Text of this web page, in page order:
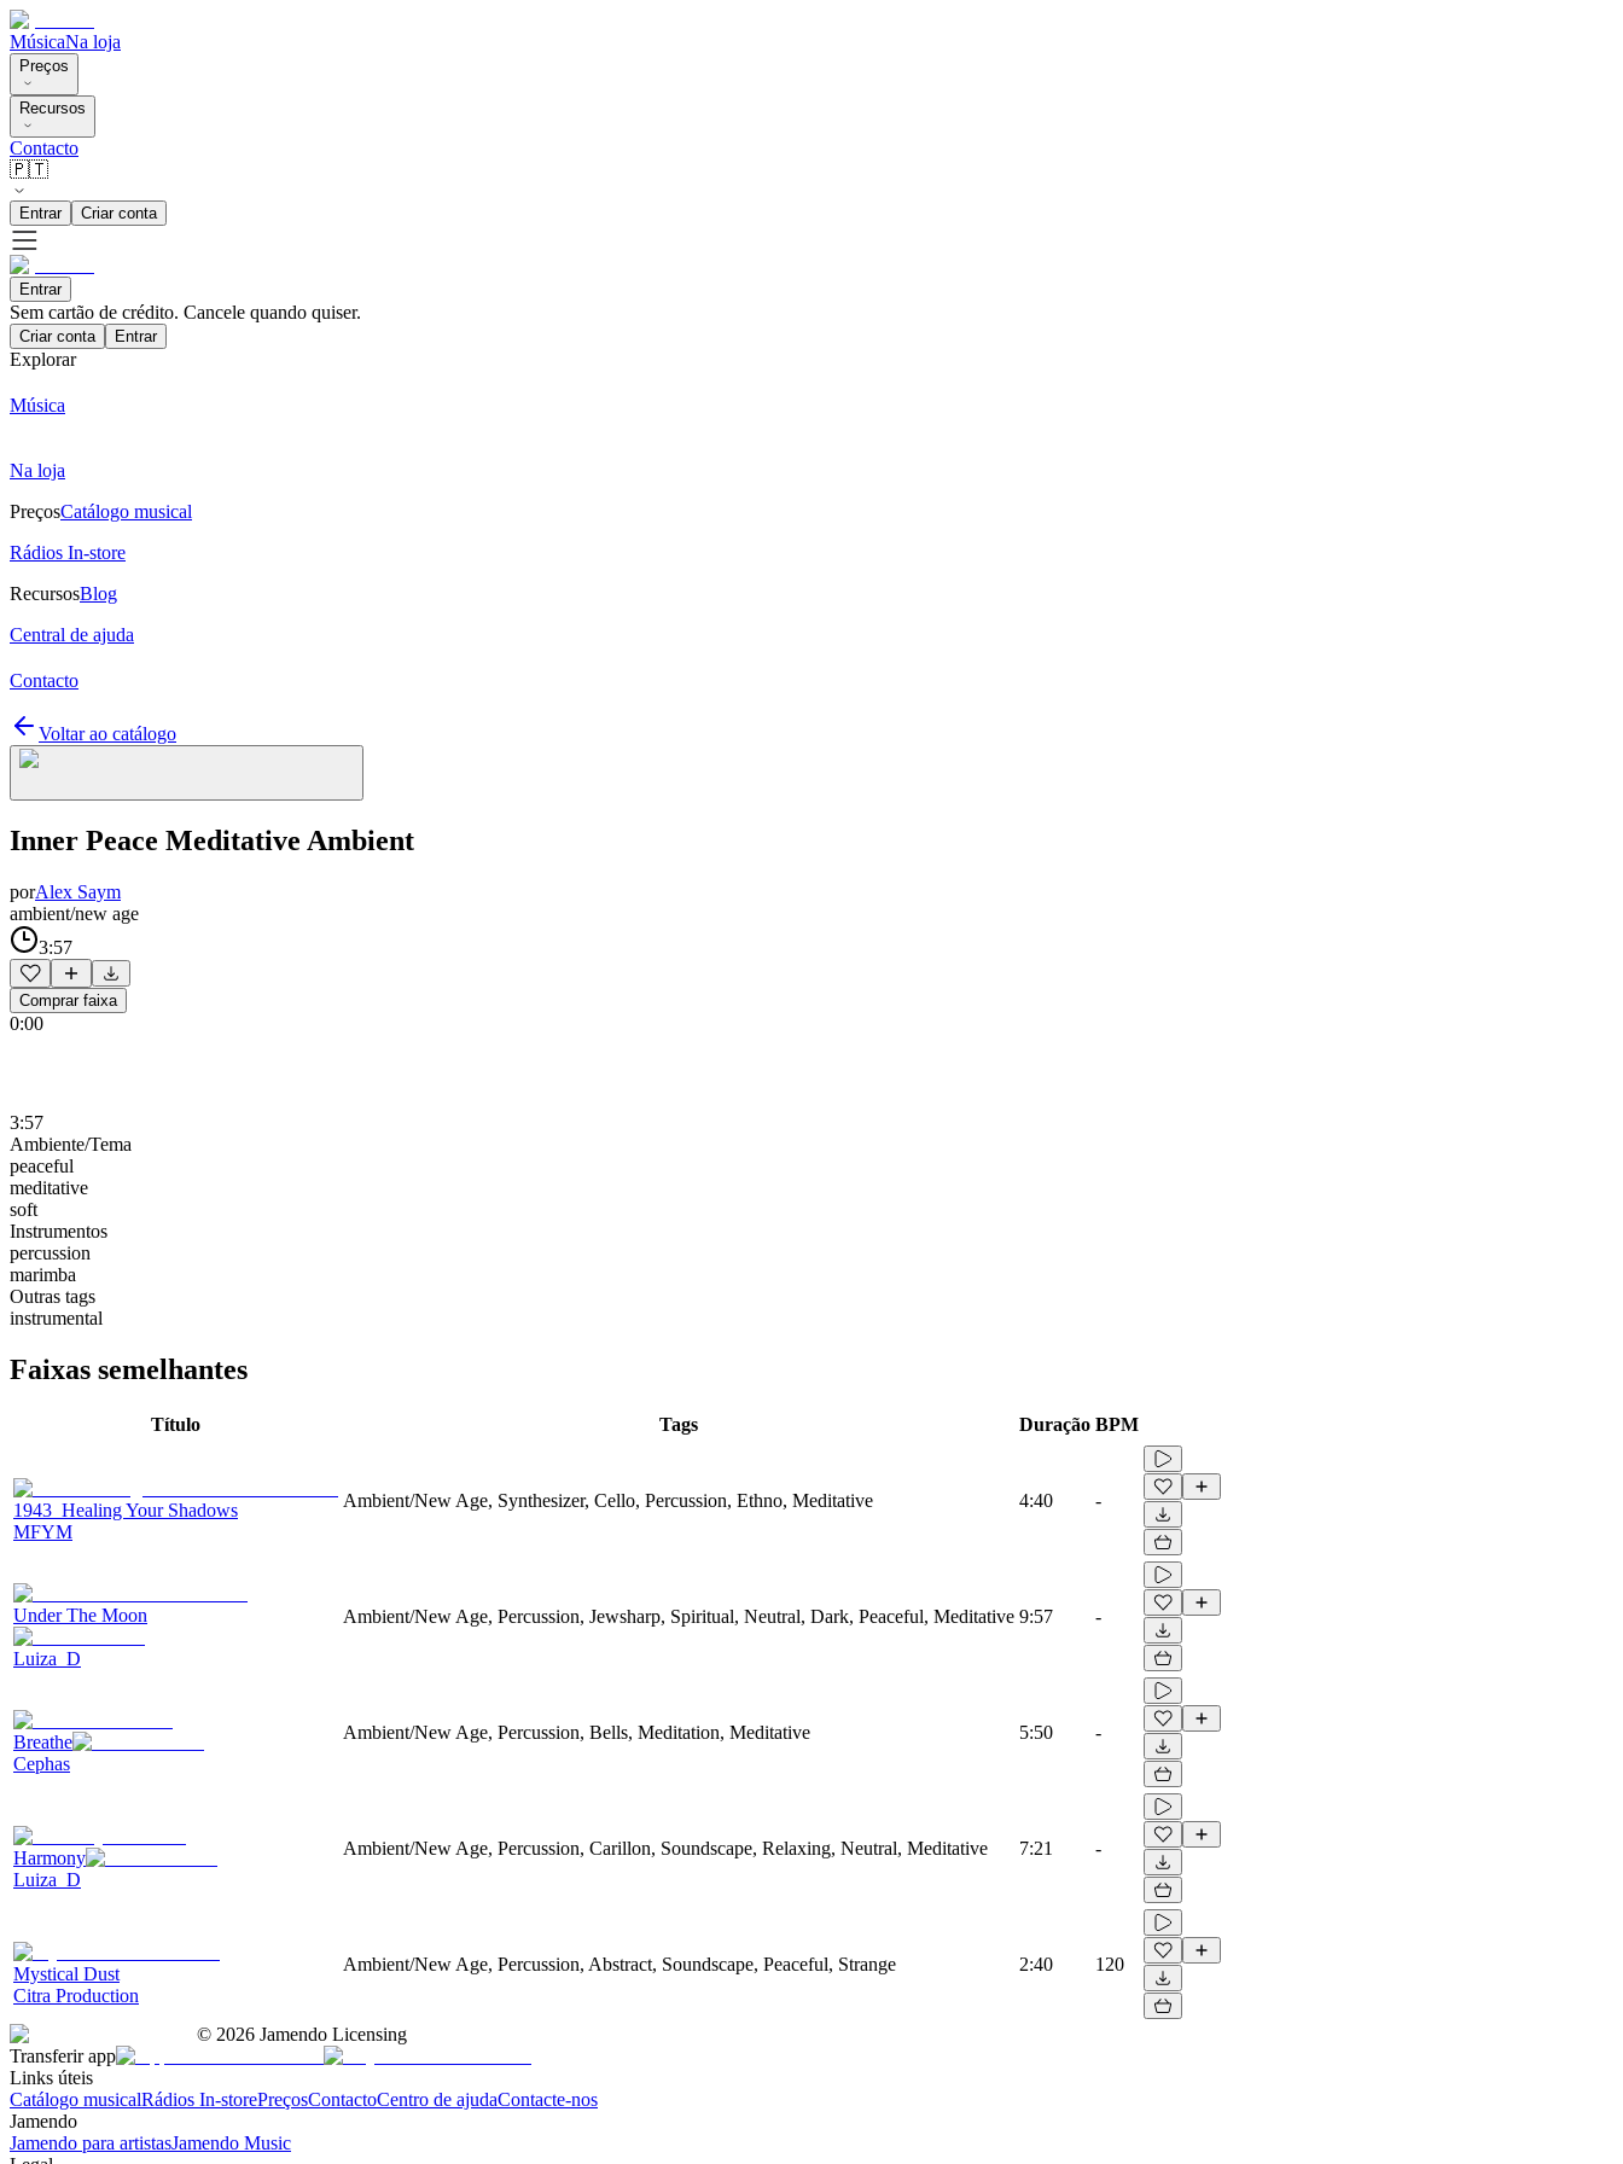
MúsicaNa loja
Preços
Recursos
Contacto
🇵🇹
Entrar Criar conta
Entrar
Sem cartão de crédito. Cancele quando quiser.
Criar conta Entrar
Explorar
Música
Na loja
PreçosCatálogo musical
Rádios In-store
RecursosBlog
Central de ajuda
Contacto
Voltar ao catálogo
Inner Peace Meditative Ambient
porAlex Saym
ambient/new age
3:57
Comprar faixa
0:00
3:57
Ambiente/Tema
peaceful
meditative
soft
Instrumentos
percussion
marimba
Outras tags
instrumental
Faixas semelhantes
Título Tags Duração BPM
1943_Healing Your Shadows
MFYM
Ambient/New Age, Synthesizer, Cello, Percussion, Ethno, Meditative 4:40 -
Under The Moon
Luiza_D
Ambient/New Age, Percussion, Jewsharp, Spiritual, Neutral, Dark, Peaceful, Meditative 9:57 -
Breathe
Cephas
Ambient/New Age, Percussion, Bells, Meditation, Meditative 5:50 -
Harmony
Luiza_D
Ambient/New Age, Percussion, Carillon, Soundscape, Relaxing, Neutral, Meditative 7:21 -
Mystical Dust
Citra Production
Ambient/New Age, Percussion, Abstract, Soundscape, Peaceful, Strange 2:40 120
© 2026 Jamendo Licensing
Transferir app
Links úteis
Catálogo musicalRádios In-storePreçosContactoCentro de ajudaContacte-nos
Jamendo
Jamendo para artistasJamendo Music